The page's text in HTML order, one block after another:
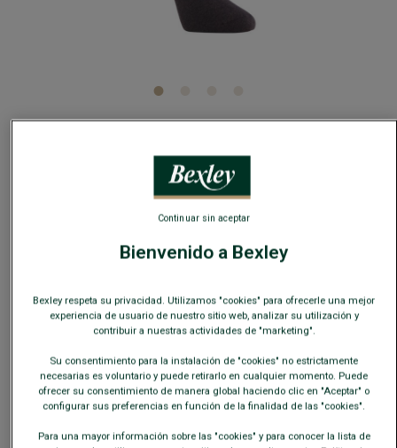
Calcetines de algodón gruesos para hombre
Refuerzos en el talón y la punta, sin costuras
19€4 pares a elección
pares a elección
COLORES DISPONIBLES
Bienvenido a Bexley
Bexley respeta su privacidad. Utilizamos "cookies" para ofrecerle una mejor
experiencia de usuario de nuestro sitio web, analizar su utilización y
contribuir a nuestras actividades de "marketing".
Su consentimiento para la instalación de "cookies" no estrictamente
necesarias es voluntario y puede retirarlo en cualquier momento. Puede
ofrecer su consentimiento de manera global haciendo clic en "Aceptar" o
configurar sus preferencias en función de la finalidad de las "cookies".
Para una mayor información sobre las "cookies" y para conocer la lista de
Continuar sin aceptar